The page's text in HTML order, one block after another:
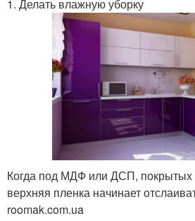
Полировка на мебели
Глянцевая кухня
Уход за глянцевыми
1. Делать влажную уборку
Когда под МДФ или ДСП, покрытых
верхняя пленка начинает
roomak.com.ua